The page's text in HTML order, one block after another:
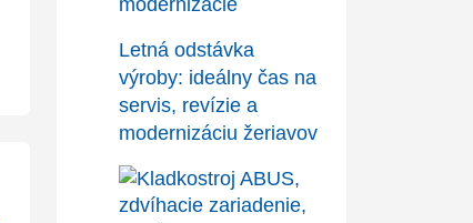
Letná odstávka
výroby: ideálny čas na
servis, revízie a
modernizáciu žeriavov